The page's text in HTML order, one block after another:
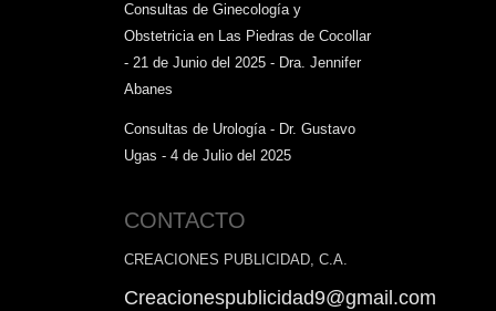
Consultas de Ginecología y
Obstetricia en Las Piedras de Cocollar
- 21 de Junio del 2025 - Dra. Jennifer
Abanes
Consultas de Urología - Dr. Gustavo
Ugas - 4 de Julio del 2025
CONTACTO
CREACIONES PUBLICIDAD, C.A.
Creacionespublicidad9@gmail.com